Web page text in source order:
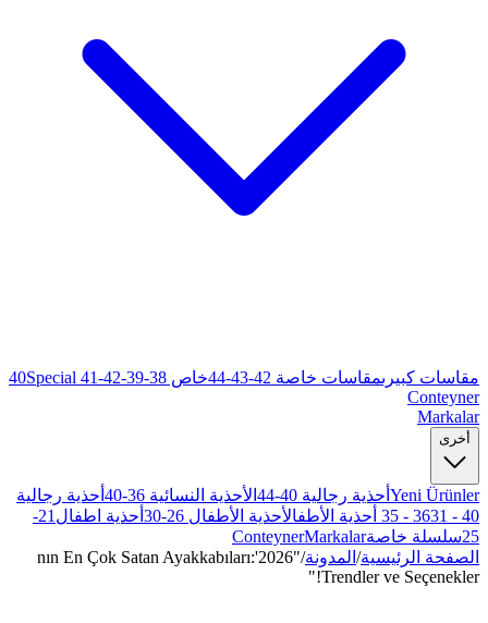
خاص 38-39-40 Special 41-42
الأحذية النسائية 36-40
أحذية رجالية
الأطفال 26-30
أحذية اطفال21-
"2026'nın En Çok Satan Ayakkabıları: